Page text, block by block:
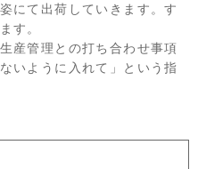
にて出荷していきます。す
す。
産管理との打ち合わせ事項
いように入れて」という指